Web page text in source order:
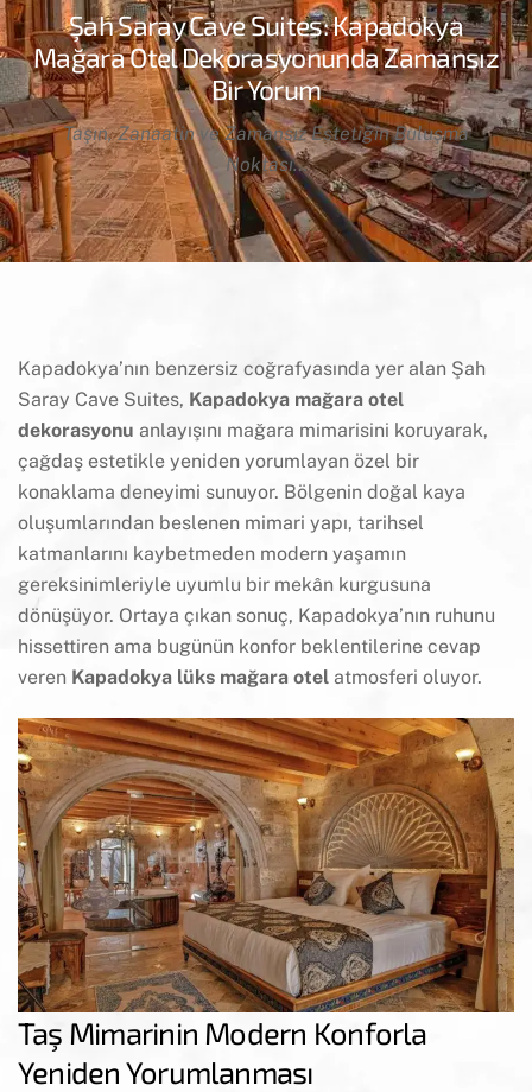
Şah Saray Cave Suites: Kapadokya
Mağara Otel Dekorasyonunda Zamansız
Bir Yorum
Taşın, Zanaatin ve Zamansız Estetiğin Buluşma
Noktası…
Kapadokya’nın benzersiz coğrafyasında yer alan Şah
Saray Cave Suites, Kapadokya mağara otel
dekorasyonu anlayışını mağara mimarisini koruyarak,
çağdaş estetikle yeniden yorumlayan özel bir
konaklama deneyimi sunuyor. Bölgenin doğal kaya
oluşumlarından beslenen mimari yapı, tarihsel
katmanlarını kaybetmeden modern yaşamın
gereksinimleriyle uyumlu bir mekân kurgusuna
dönüşüyor. Ortaya çıkan sonuç, Kapadokya’nın ruhunu
hissettiren ama bugünün konfor beklentilerine cevap
veren Kapadokya lüks mağara otel atmosferi oluyor.
Taş Mimarinin Modern Konforla
Yeniden Yorumlanması